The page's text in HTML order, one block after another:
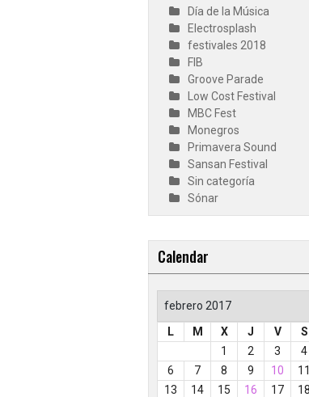
Día de la Música
Electrosplash
festivales 2018
FIB
Groove Parade
Low Cost Festival
MBC Fest
Monegros
Primavera Sound
Sansan Festival
Sin categoría
Sónar
Calendar
febrero 2017
L
M X J V S
1
2 3 4
6
7 8 9 10 11
13
14 15 16 17 18